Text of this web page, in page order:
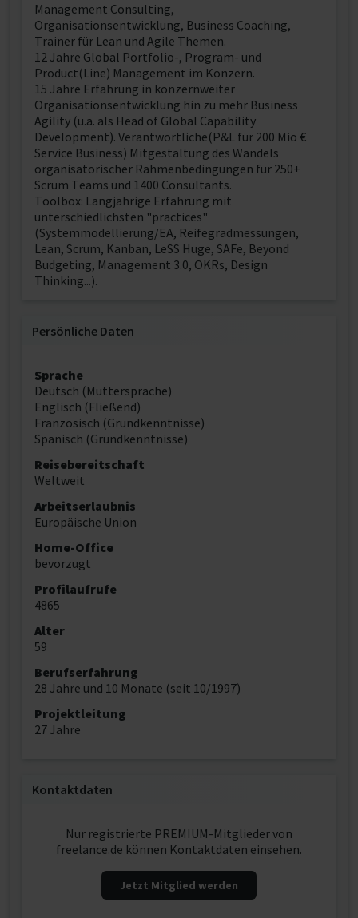
Management Consulting,
Organisationsentwicklung, Business Coaching,
Trainer für Lean und Agile Themen.
12 Jahre Global Portfolio-, Program- und
Product(Line) Management im Konzern.
15 Jahre Erfahrung in konzernweiter
Organisationsentwicklung hin zu mehr Business
Agility (u.a. als Head of Global Capability
Development). Verantwortliche(P&L für 200 Mio €
Service Business) Mitgestaltung des Wandels
organisatorischer Rahmenbedingungen für 250+
Scrum Teams und 1400 Consultants.
Toolbox: Langjährige Erfahrung mit
unterschiedlichsten "practices"
(Systemmodellierung/EA, Reifegradmessungen,
Lean, Scrum, Kanban, LeSS Huge, SAFe, Beyond
Budgeting, Management 3.0, OKRs, Design
Thinking...).
Persönliche Daten
Sprache
Deutsch (Muttersprache)
Englisch (Fließend)
Französisch (Grundkenntnisse)
Spanisch (Grundkenntnisse)
Reisebereitschaft
Weltweit
Arbeitserlaubnis
Europäische Union
Home-Office
bevorzugt
Profilaufrufe
4865
Alter
59
Berufserfahrung
28 Jahre und 10 Monate (seit 10/1997)
Projektleitung
27 Jahre
Kontaktdaten
Nur registrierte PREMIUM-Mitglieder von
freelance.de können Kontaktdaten einsehen.
Jetzt Mitglied werden